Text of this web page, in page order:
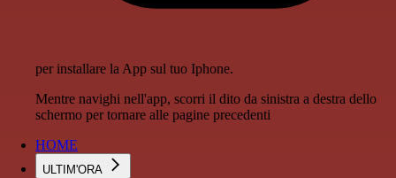
per installare la App sul tuo Iphone.
Mentre navighi nell'app, scorri il dito da sinistra a destra dello
schermo per tornare alle pagine precedenti
HOME
ULTIM'ORA